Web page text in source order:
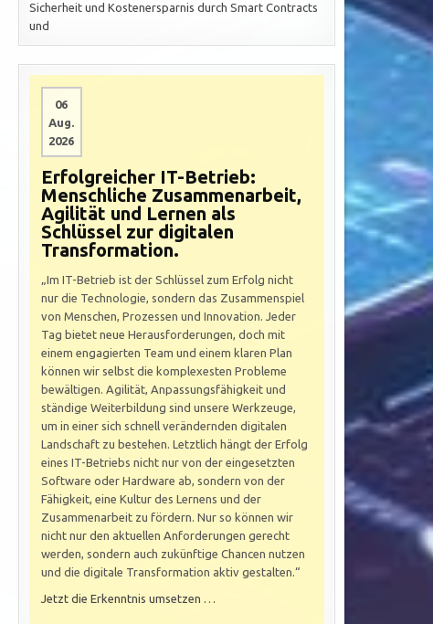
Sicherheit und Kostenersparnis durch Smart Contracts
und
06
Aug.
2026
Erfolgreicher IT-Betrieb:
Menschliche Zusammenarbeit,
Agilität und Lernen als
Schlüssel zur digitalen
Transformation.
„Im IT-Betrieb ist der Schlüssel zum Erfolg nicht
nur die Technologie, sondern das Zusammenspiel
von Menschen, Prozessen und Innovation. Jeder
Tag bietet neue Herausforderungen, doch mit
einem engagierten Team und einem klaren Plan
können wir selbst die komplexesten Probleme
bewältigen. Agilität, Anpassungsfähigkeit und
ständige Weiterbildung sind unsere Werkzeuge,
um in einer sich schnell verändernden digitalen
Landschaft zu bestehen. Letztlich hängt der Erfolg
eines IT-Betriebs nicht nur von der eingesetzten
Software oder Hardware ab, sondern von der
Fähigkeit, eine Kultur des Lernens und der
Zusammenarbeit zu fördern. Nur so können wir
nicht nur den aktuellen Anforderungen gerecht
werden, sondern auch zukünftige Chancen nutzen
und die digitale Transformation aktiv gestalten.“
Jetzt die Erkenntnis umsetzen …